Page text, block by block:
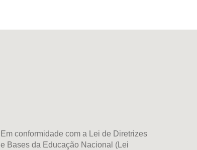
Em conformidade com a Lei de Diretrizes
e Bases da Educação Nacional (Lei